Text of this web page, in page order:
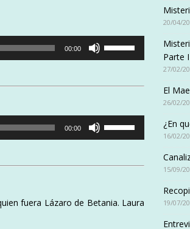
00:00
00:00
para
fuera Lázaro de Betania. Laura
20/04/
Parte
27/02/
El
26/02/
¿En
16/02/
15/09/
19/07/